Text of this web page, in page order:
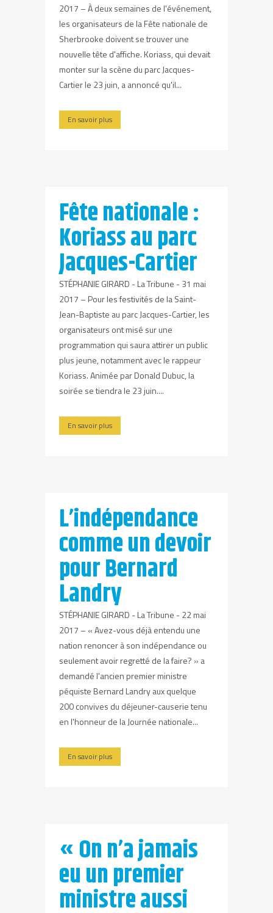
2017 – À deux semaines de l'événement,
les organisateurs de la Fête nationale de
Sherbrooke doivent se trouver une
nouvelle tête d'affiche. Koriass, qui devait
monter sur la scène du parc Jacques-
Cartier le 23 juin, a annoncé qu'il...
En savoir plus
Fête nationale :
Koriass au parc
Jacques-Cartier
STÉPHANIE GIRARD - La Tribune - 31 mai
2017 – Pour les festivités de la Saint-
Jean-Baptiste au parc Jacques-Cartier, les
organisateurs ont misé sur une
programmation qui saura attirer un public
plus jeune, notamment avec le rappeur
Koriass. Animée par Donald Dubuc, la
soirée se tiendra le 23 juin....
En savoir plus
L’indépendance
comme un devoir
pour Bernard
Landry
STÉPHANIE GIRARD - La Tribune - 22 mai
2017 – « Avez-vous déjà entendu une
nation renoncer à son indépendance ou
seulement avoir regretté de la faire? » a
demandé l'ancien premier ministre
péquiste Bernard Landry aux quelque
200 convives du déjeuner-causerie tenu
en l'honneur de la Journée nationale...
En savoir plus
« On n’a jamais
eu un premier
ministre aussi